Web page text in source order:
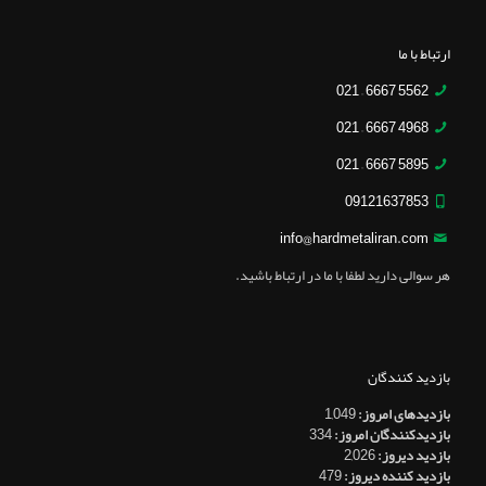
ارتباط با ما
5562 6667 – 021
4968 6667 – 021
5895 6667 – 021
09121637853
info@hardmetaliran.com
هر سوالی دارید لطفا با ما در ارتباط باشید.
بازدید کنندگان
بازدیدهای امروز:1,049
بازدیدکنندگان امروز:334
بازدید دیروز:2,026
بازدید کننده دیروز:479